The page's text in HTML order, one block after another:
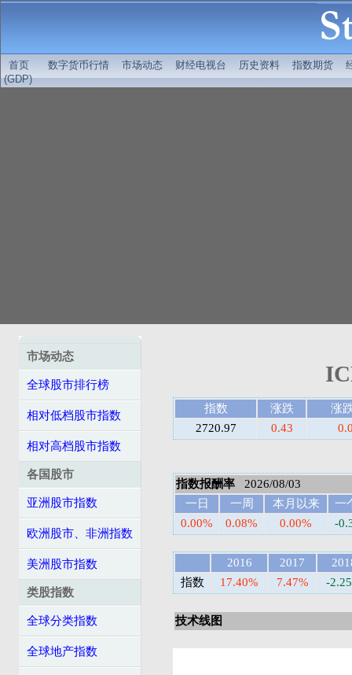
首页 数字货币行情 市场动态 财经电视台 历史资料 指数期货
(GDP)
市场动态
全球股市排行榜
相对低档股市指数
相对高档股市指数
各国股市
亚洲股市指数
欧洲股市、非洲指数
美洲股市指数
类股指数
全球分类指数
全球地产指数
指数 涨跌
涨
2720.97
0.43
指数报酬率 2026/08/03
一日
一周 本月以来
一
0.00%
0.08% 0.00% -
2016 2017
指数
17.40% 7.47% -
技术线图